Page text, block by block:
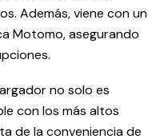
Además, viene con un
Motomo, asegurando
no solo es
con los más altos
de la conveniencia de